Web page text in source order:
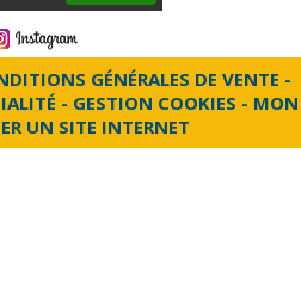
GÉNÉRALES DE VENTE
GESTION COOKIES
MON
UN SITE INTERNET